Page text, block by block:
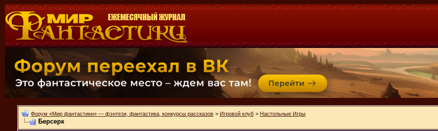
Форум «Мир фантастики» — фэнтези, фантастика, конкурсы рассказов > Игровой клуб > Настольные Игры
Берсерк